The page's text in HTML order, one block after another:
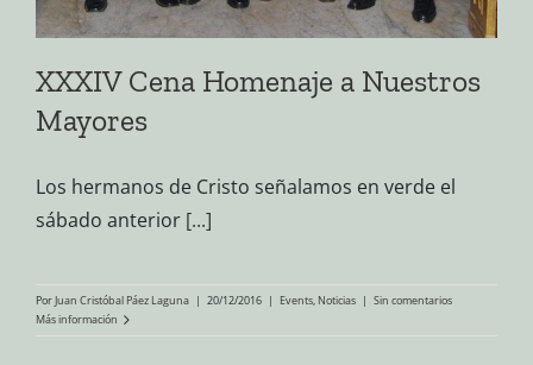
XXXIV Cena Homenaje a Nuestros
Mayores
Los hermanos de Cristo señalamos en verde el
sábado anterior [...]
PorJuan Cristóbal Páez Laguna | 20/12/2016 | Events, Noticias | Sin comentarios
Más información